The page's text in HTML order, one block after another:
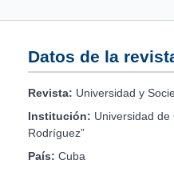
Datos de la
Revista: Universidad y
Institución: Universidad de
Rodríguez”
País: Cuba